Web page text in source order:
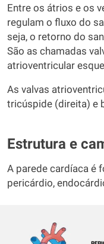
Entre os átrios e os
regulam o fluxo do
seja, o retorno do
São as chamadas
atrioventricular
As valvas
tricúspide (direita) e
Estrutura e
A parede cardíaca é
pericárdio,